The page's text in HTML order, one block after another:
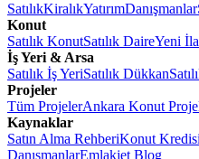
SatılıkKiralıkYatırımDanışmanlar
Konut
Satılık KonutSatılık DaireYeni
İş Yeri & Arsa
Satılık İş YeriSatılık Dükkan
Projeler
Tüm ProjelerAnkara Konut
Kaynaklar
Satın Alma RehberiKonut
DanışmanlarEmlakjet Blog